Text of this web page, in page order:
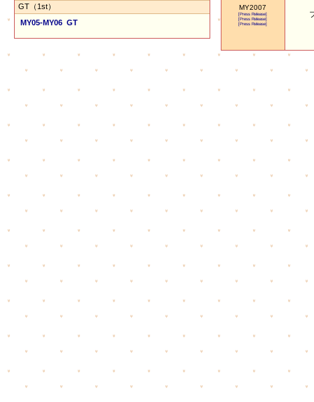
GT（1st）
MY05-MY06 GT
MY2007
[Press Release]
[Press Release]
[Press Release]